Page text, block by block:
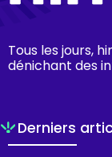
Tous les jours,
dénichant des
Derniers